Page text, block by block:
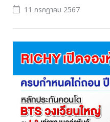
11 กรกฎาคม 2567